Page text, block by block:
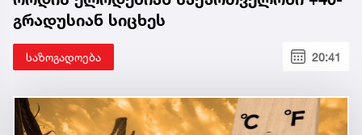
გრადუსიან სიცხეს
საზოგადოება 20:41